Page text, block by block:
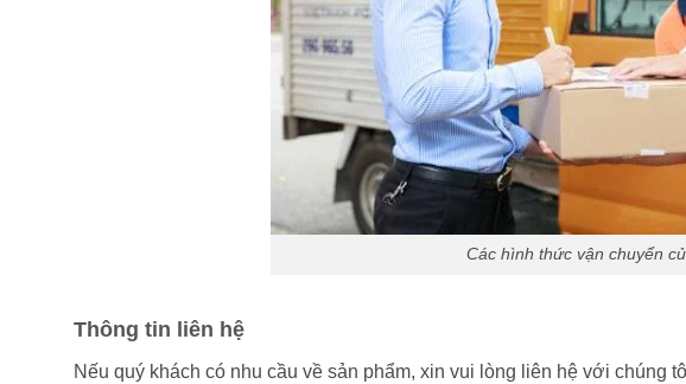
Các hình thức vận chuyển
Thông tin liên hệ
Nếu quý khách có nhu cầu về sản phẩm, xin vui lòng liên hệ với chúng